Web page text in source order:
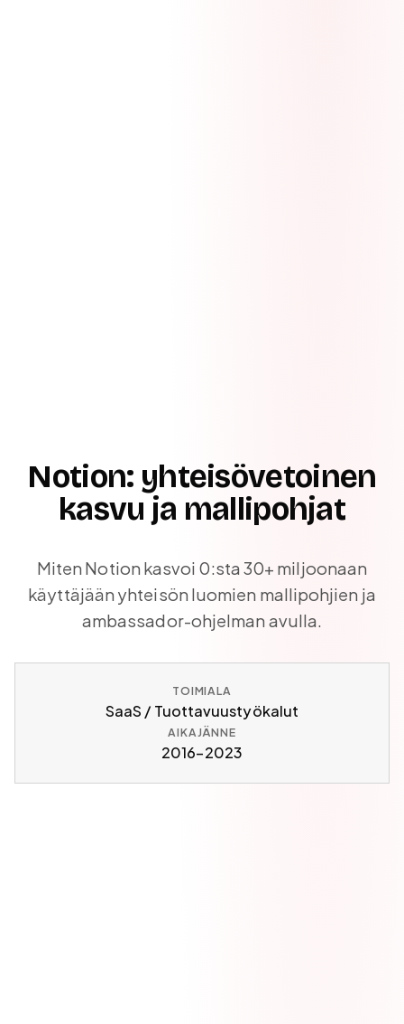
Notion: yhteisövetoinen
kasvu ja mallipohjat
Miten Notion kasvoi 0:sta 30+ miljoonaan
käyttäjään yhteisön luomien mallipohjien ja
ambassador-ohjelman avulla.
TOIMIALA
SaaS / Tuottavuustyökalut
AIKAJÄNNE
2016–2023